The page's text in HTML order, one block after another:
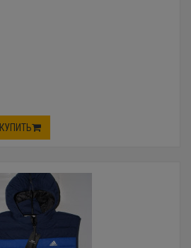
КУПИТЬ